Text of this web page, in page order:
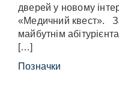
дверей у новому
«Медичний квест».
майбутнім
[…]
Позначки